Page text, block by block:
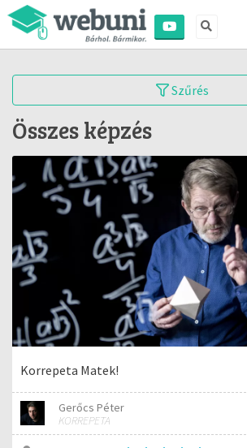
Szűrés
Összes képzés
Korrepeta Matek!
Gerőcs Péter
KORREPETA